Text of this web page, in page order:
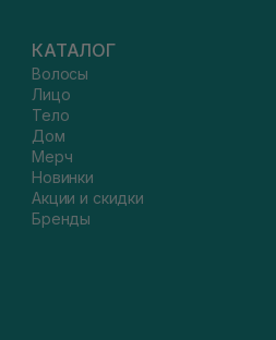
КАТАЛОГ
Волосы
Лицо
Тело
Дом
Мерч
Новинки
Акции и скидки
Бренды